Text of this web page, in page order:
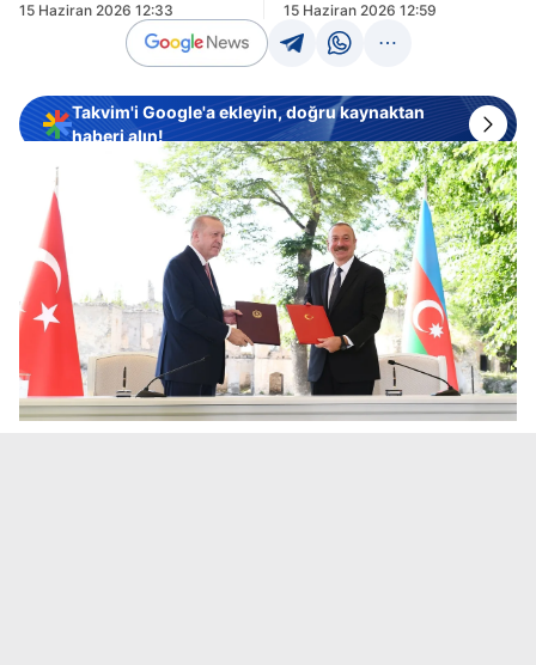
15 Haziran 2026 12:33
15 Haziran 2026 12:59
Takvim'i Google'a ekleyin, doğru kaynaktan
haberi alın!